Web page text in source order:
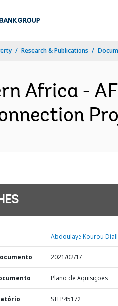
Research & Publications
Africa -
Abdoulaye Kourou
2021/02/17
Plano de Aquisições
STEP45172